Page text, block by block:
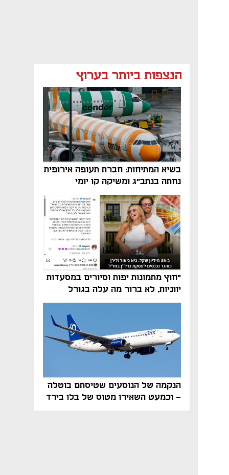
הנצפות ביותר בערוץ
בשיא המתיחות: חברת תעופה אירופית
נחתה בנתב"ג ומשיקה קו יומי
"חוץ מתמונות יפות וסיורים במסעדות
יווניות, לא ברור מה עלה בגורל
פרויקט הנדל"ן"
הנקמה של הנוסעים שטיסתם בוטלה
- וכמעט השאירו מטוס של בלו בירד